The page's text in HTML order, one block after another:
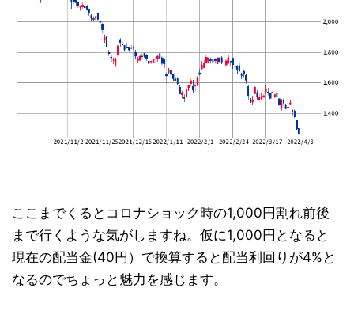
ここまでくるとコロナショック時の1,000円割れ前後
まで行くような気がしますね。仮に1,000円となると
現在の配当金(40円）で換算すると配当利回りが4%と
なるのでちょっと魅力を感じます。